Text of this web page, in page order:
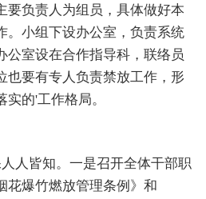
要负责人为组员，具体做好本
。小组下设办公室，负责系统
公室设在合作指导科，联络员
也要有专人负责禁放工作，形
的'工作格局。
皆知。一是召开全体干部职
花爆竹燃放管理条例》和